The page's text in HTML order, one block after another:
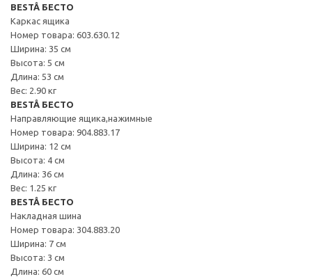
BESTÅ БЕСТО
Каркас ящика
Номер товара: 603.630.12
Ширина: 35 см
Высота: 5 см
Длина: 53 см
Вес: 2.90 кг
BESTÅ БЕСТО
Направляющие ящика,нажимные
Номер товара: 904.883.17
Ширина: 12 см
Высота: 4 см
Длина: 36 см
Вес: 1.25 кг
BESTÅ БЕСТО
Накладная шина
Номер товара: 304.883.20
Ширина: 7 см
Высота: 3 см
Длина: 60 см